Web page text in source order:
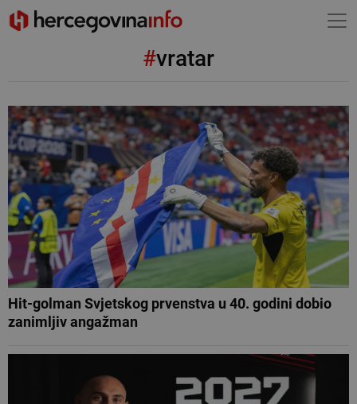
#vratar
Hit-golman Svjetskog prvenstva u 40. godini dobio
zanimljiv angažman